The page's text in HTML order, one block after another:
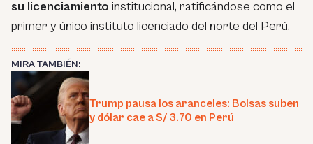
su licenciamiento institucional, ratificándose como el
primer y único instituto licenciado del norte del Perú.
MIRA TAMBIÉN:
Trump pausa los aranceles: Bolsas suben
y dólar cae a S/ 3.70 en Perú